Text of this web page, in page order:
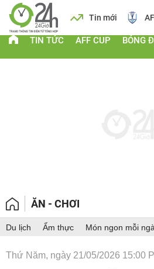
Lịch Tin mới
TIN TỨC AFF CUP BÓNG
ĂN - CHƠI
Du lịch Ẩm thực Món ngon mỗi
Thứ Năm, ngày 21/05/2026 15:00